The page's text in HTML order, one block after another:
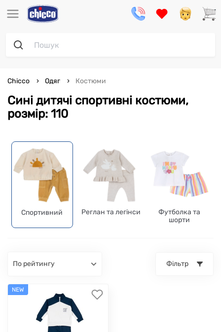
Сині дитячі спортивні костюми,
розмір: 110
Chicco Одяг Костюми
Спортивний Реглан та легінси
Футболка та
шорти
по рейтингу Фільтр
NEW